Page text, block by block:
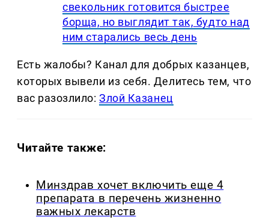
свекольник готовится быстрее
борща, но выглядит так, будто над
ним старались весь день
Есть жалобы? Канал для добрых казанцев,
которых вывели из себя. Делитеcь тем, что
вас разозлило:Злой Казанец
Читайте также:
Минздрав хочет включить еще 4
препарата в перечень жизненно
важных лекарств